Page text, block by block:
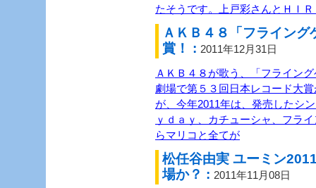
たそうです。上戸彩さんとＨＩ
ＡＫＢ４８「フライン
賞！ : 2011年12月31日
ＡＫＢ４８が歌う、「フライン
劇場で第５３回日本レコード大
が、今年2011年は、発売したシ
ｙｄａｙ、カチューシャ、フラ
らマリコと全てが
松任谷由実 ユーミン
場か？ : 2011年11月08日